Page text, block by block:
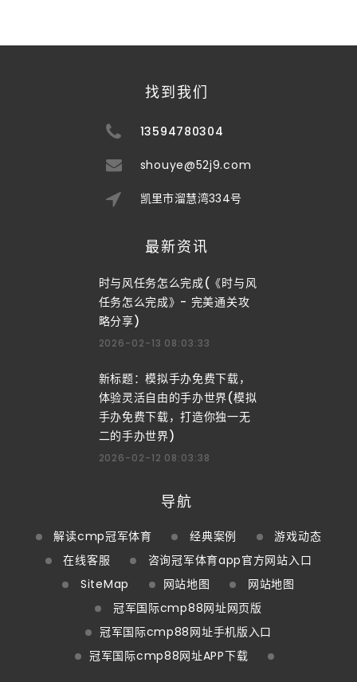
找到我们
13594780304
shouye@52j9.com
凯里市溜慧湾334号
最新资讯
时与风任务怎么完成(《时与风
任务怎么完成》- 完美通关攻
略分享)
2026-02-13 08:03:33
新标题：模拟手办免费下载，
体验灵活自由的手办世界(模拟
手办免费下载，打造你独一无
二的手办世界)
2026-02-12 08:03:38
导航
解读cmp冠军体育 经典案例
游戏动态
在线客服
咨询冠军体育app官方网站入口
SiteMap
网站地图
网站地图
冠军国际cmp88网址网页版
冠军国际cmp88网址手机版入口
冠军国际cmp88网址APP下载